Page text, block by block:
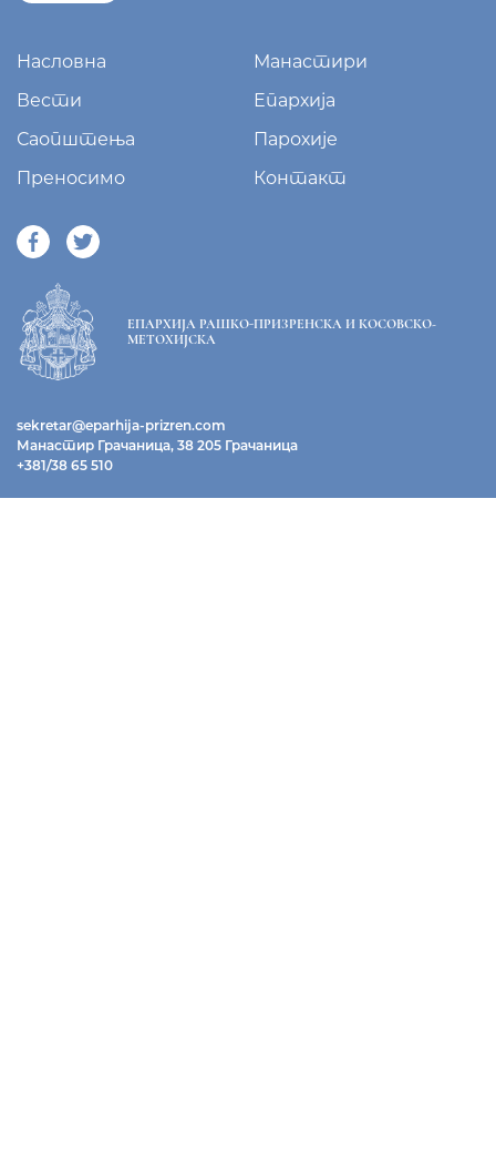
Насловна
Манастири
Вести
Епархија
Саопштења
Парохије
Преносимо
Контакт
ЕПАРХИЈА РАШКО-ПРИЗРЕНСКА И КОСОВСКО-
МЕТОХИЈСКА
sekretar@eparhija-prizren.com
Манастир Грачаница, 38 205 Грачаница
+381/38 65 510